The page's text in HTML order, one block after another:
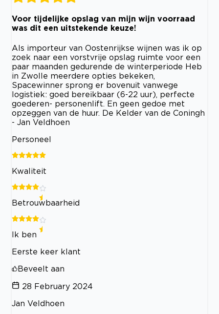
Voor tijdelijke opslag van mijn wijn voorraad
was dit een uitstekende keuze!
Als importeur van Oostenrijkse wijnen was ik op
zoek naar een vorstvrije opslag ruimte voor een
paar maanden gedurende de winterperiode Heb
in Zwolle meerdere opties bekeken,
Spacewinner sprong er bovenuit vanwege
logistiek: goed bereikbaar (6-22 uur), perfecte
goederen- personenlift. En geen gedoe met
opzeggen van de huur. De Kelder van de Coningh
- Jan Veldhoen
Personeel
Kwaliteit
Betrouwbaarheid
Ik ben
Eerste keer klant
Beveelt aan
28 February 2024
Jan Veldhoen